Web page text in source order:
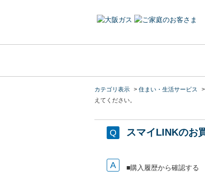
カテゴリ表示 > 住まい・生活サービス >
えてください。
スマイLINKのお
■購入履歴から確認する